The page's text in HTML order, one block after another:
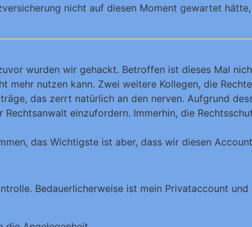
nicht auf diesen Moment gewartet
wurden wir gehackt. Betroffen ist dieses Mal
nutzen kann. Zwei weitere Kollegen, die
das zerrt natürlich an den nerven. Aufgrund
einzufordern. Immerhin, die
das Wichtigste ist aber, dass wir diesen
Bedauerlicherweise ist mein Privataccount